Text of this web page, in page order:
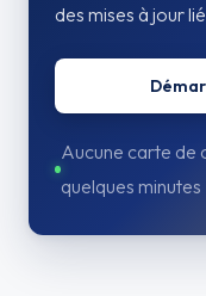
des mises à jour
Aucune carte de
quelques minutes